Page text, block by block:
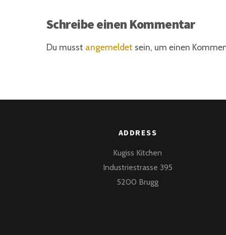
Schreibe einen Kommentar
Du musst angemeldet sein, um einen
ADDRESS
Kugiss Kitchen
Industriestrasse 395
5200 Brugg